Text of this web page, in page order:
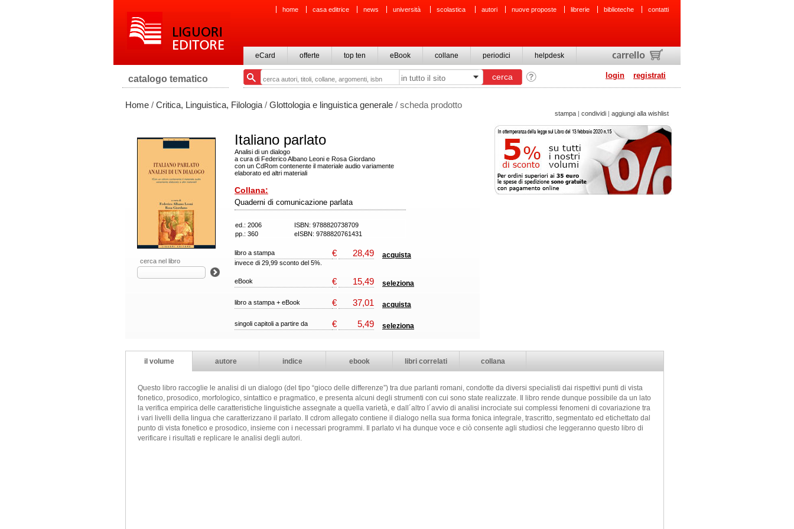
home casa editrice news università scolastica autori nuove proposte librerie biblioteche contatti
eCard offerte top ten eBook collane periodici helpdesk
login registrati
catalogo tematico
Home / Critica, Linguistica, Filologia / Glottologia e linguistica generale / scheda prodotto
stampa | condividi | aggiungi alla wishlist
cerca nel libro
Italiano parlato
Analisi di un dialogo
a cura di Federico Albano Leoni e Rosa Giordano
con un CdRom contenente il materiale audio variamente
elaborato ed altri materiali
Collana:
Quaderni di comunicazione parlata
ed.: 2006
ISBN: 9788820738709
pp.: 360
eISBN: 9788820761431
libro a stampa € 28,49 acquista
invece di 29,99 sconto del 5%.
eBook € 15,49 seleziona
libro a stampa + eBook € 37,01 acquista
singoli capitoli a partire da € 5,49 seleziona
il volume autore indice ebook libri correlati collana
Questo libro raccoglie le analisi di un dialogo (del tipo “gioco delle differenze”) tra due parlanti romani, condotte da diversi specialisti dai rispettivi punti di vista
fonetico, prosodico, morfologico, sintattico e pragmatico, e presenta alcuni degli strumenti con cui sono state realizzate. Il libro rende dunque possibile da un lato
la verifica empirica delle caratteristiche linguistiche assegnate a quella varietà, e dall´altro l´avvio di analisi incrociate sui complessi fenomeni di covariazione tra
i vari livelli della lingua che caratterizzano il parlato. Il cdrom allegato contiene il dialogo nella sua forma fonica integrale, trascritto, segmentato ed etichettato dal
punto di vista fonetico e prosodico, insieme con i necessari programmi. Il parlato vi ha dunque voce e ciò consente agli studiosi che leggeranno questo libro di
verificare i risultati e replicare le analisi degli autori.